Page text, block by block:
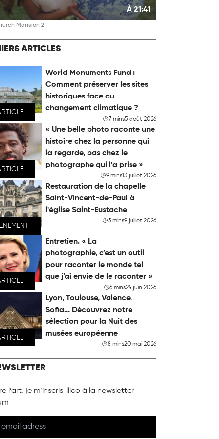
À 21:41
Mansion 2
ARTICLES
World Monuments Fund :
Comment préserver les sites
historiques face au
changement climatique ?
7 mins5 août 2026
« Une belle photo raconte une
histoire chez la personne qui
la regarde, pas chez le
photographe qui l'a prise »
9 mins13 juillet 2026
Restauration de la chapelle
Saint-Vincent-de-Paul à
l'église Saint-Eustache
5 mins9 juillet 2026
Entretien. « La
photographie, c’est un outil
pour raconter le monde tel
que j’ai envie de le raconter »
6 mins29 juin 2026
Lyon, Toulouse, Valence,
Sofia... Découvrez notre
sélection pour la Nuit des
musées européenne
8 mins20 mai 2026
l’art, je m’inscris illico à la newsletter